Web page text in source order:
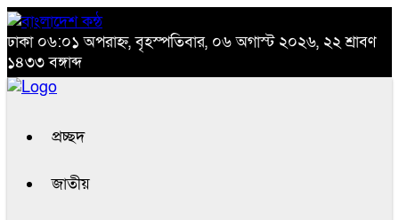
ঢাকা ০৬:০১ অপরাহ্ন, বৃহস্পতিবার, ০৬ অগাস্ট ২০২৬, ২২ শ্রাবণ
১৪৩৩ বঙ্গাব্দ
প্রচ্ছদ
জাতীয়